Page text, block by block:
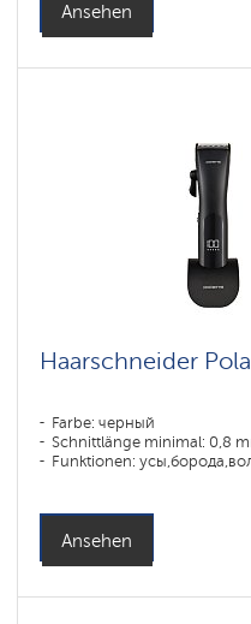
Ansehen
Haarschneider
Farbe: черный
Schnittlänge minimal: 0,8
Funktionen:
Ansehen